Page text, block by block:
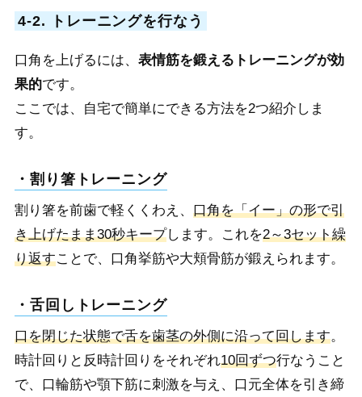
4-2. トレーニングを行なう
口角を上げるには、 表情筋を鍛えるトレーニングが効
果的です。
ここでは、自宅で簡単にできる方法を2つ紹介しま
す。
・割り箸トレーニング
割り箸を前歯で軽くくわえ、 口角を「イー」の形で引
き上げたまま30秒キープします。これを2～3セット繰
り返すことで、口角挙筋や大頬骨筋が鍛えられます。
・舌回しトレーニング
口を閉じた状態で舌を歯茎の外側に沿って回します。
時計回りと反時計回りをそれぞれ10回ずつ行なうこと
で、口輪筋や顎下筋に刺激を与え、口元全体を引き締